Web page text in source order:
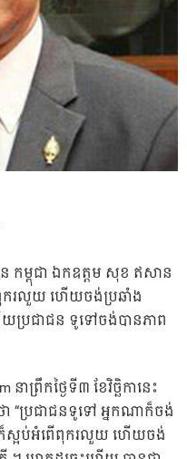
កម្ពុជា ឯកឧត្តម សុខ ឥសាន
ករលួយ ហើយចង់ប្រឆាំង
ប្រជាជន ទូទៅចង់បានភាព
ព្រឹកថ្ងៃទី៣ ខែវិច្ឆិកានេះ
“ប្រជាជនទូទៅ​ អ្នកណាក៏ចង់
ាក៏ស្អប់អំពើពុករលួយ​ ហើយចង់